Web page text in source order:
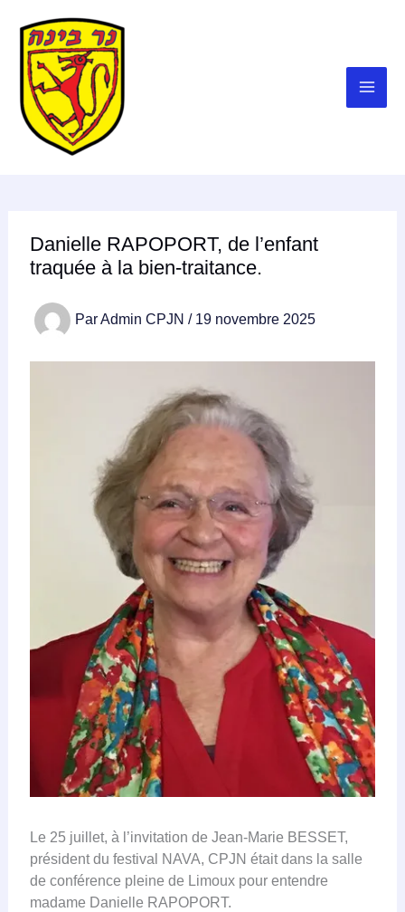
contenu
Danielle RAPOPORT, de l’enfant
traquée à la bien-traitance.
ParAdmin CPJN / 19 novembre 2025
Le 25 juillet, à l’invitation de Jean-Marie BESSET,
président du festival NAVA, CPJN était dans la salle
de conférence pleine de Limoux pour entendre
madame Danielle RAPOPORT.